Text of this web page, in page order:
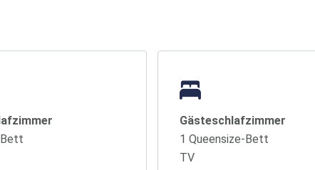
Bett
Gästeschlafzimmer
1 Queensize-Bett
TV